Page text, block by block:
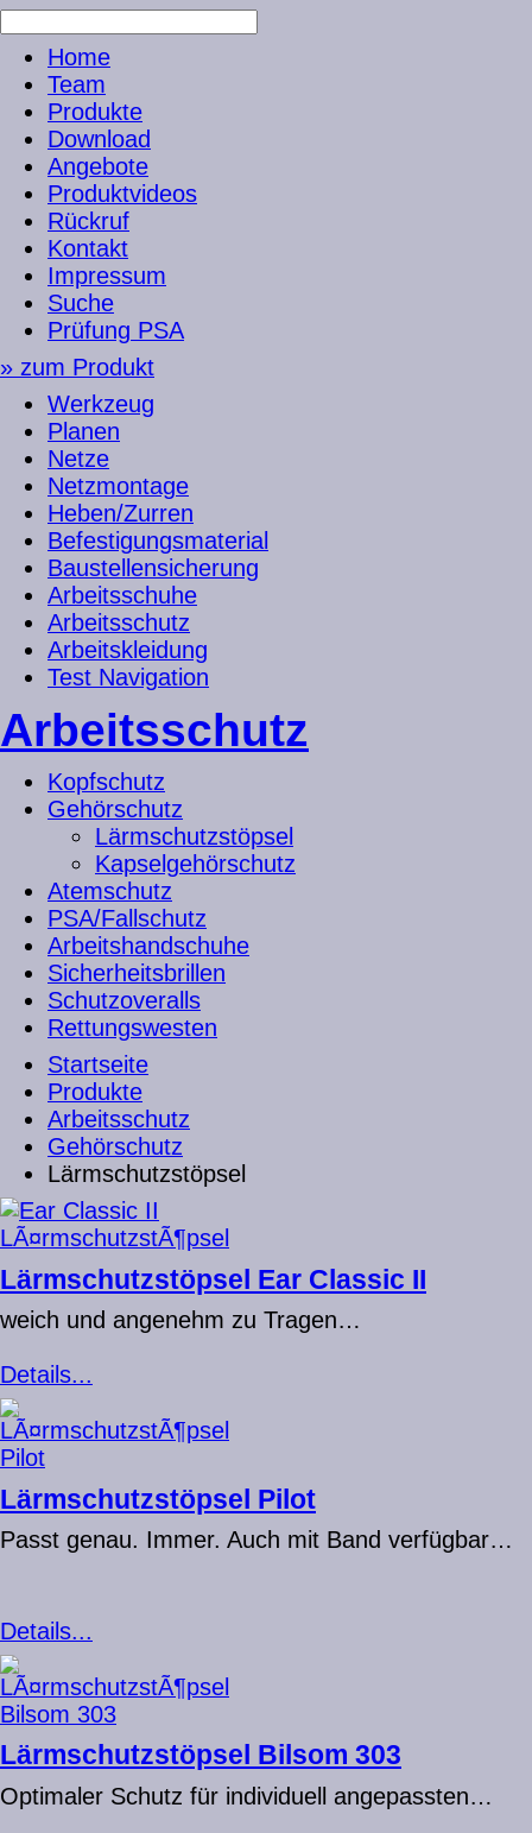
Home
Team
Produkte
Download
Angebote
Produktvideos
Rückruf
Kontakt
Impressum
Suche
Prüfung PSA
» zum Produkt
Werkzeug
Planen
Netze
Netzmontage
Heben/Zurren
Befestigungsmaterial
Baustellensicherung
Arbeitsschuhe
Arbeitsschutz
Arbeitskleidung
Test Navigation
Arbeitsschutz
Kopfschutz
Gehörschutz
Lärmschutzstöpsel
Kapselgehörschutz
Atemschutz
PSA/Fallschutz
Arbeitshandschuhe
Sicherheitsbrillen
Schutzoveralls
Rettungswesten
Startseite
Produkte
Arbeitsschutz
Gehörschutz
Lärmschutzstöpsel
Lärmschutzstöpsel Ear Classic II
weich und angenehm zu Tragen…
Details...
Lärmschutzstöpsel Pilot
Passt genau. Immer. Auch mit Band verfügbar…
Details...
Lärmschutzstöpsel Bilsom 303
Optimaler Schutz für individuell angepassten…